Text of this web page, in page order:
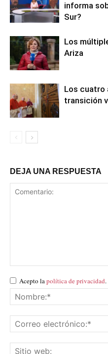
informa
Sur?
Los
Ariza
Los cuatro
transición
DEJA UNA RESPUESTA
Acepto lapolítica de privacidad.